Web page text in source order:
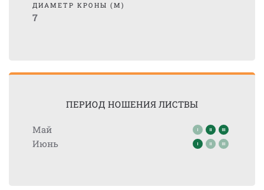
ДИАМЕТР КРОНЫ (М)
7
ПЕРИОД НОШЕНИЯ ЛИСТВЫ
Май
Июнь